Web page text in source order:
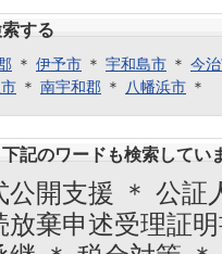
する
＊ 伊予市 ＊ 宇和島市 ＊ 今
＊ 南宇和郡 ＊ 八幡浜市 ＊
記のワードも検索してい
公開支援 ＊ 公証
放棄申述受理証